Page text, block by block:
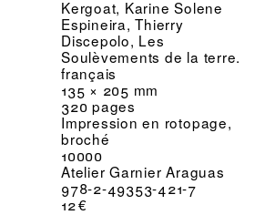
Kergoat, Karine Solene
Espineira, Thierry
Discepolo, Les
Soulèvements de la terre.
français
135 × 205 mm
320 pages
Impression en rotopage,
broché
10000
Atelier Garnier Araguas
978-2-49353-421-7
12 €